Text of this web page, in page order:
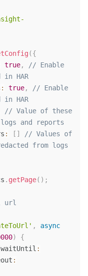
({
true,
// Enable
HAR
: true,
// Enable
HAR
// Value of these
and reports
: [ ]
// Values of
from logs
. getPage( ) ;
url
,
async
)
{
waitUntil :
: